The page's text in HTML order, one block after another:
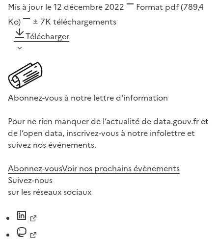
Mis à jour le 12 décembre 2022 Format pdf(789,4
Ko)
7K téléchargements
Télécharger
Abonnez-vous à notre lettre d'information
Pour ne rien manquer de l’actualité de data.gouv.fr et
de l’open data, inscrivez-vous à notre infolettre et
suivez nos événements.
Abonnez-vousVoir nos prochains évènements
Suivez-nous
sur les réseaux sociaux